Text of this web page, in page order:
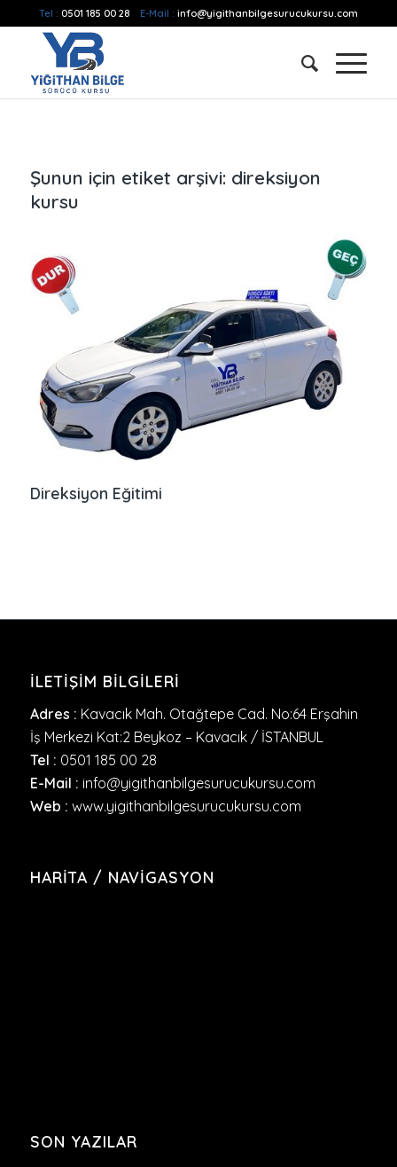
Tel : 0501 185 00 28 E-Mail : info@yigithanbilgesurucukursu.com
Şunun için etiket arşivi: direksiyon
kursu
Direksiyon Eğitimi
İLETIŞIM BILGILERI
Adres : Kavacık Mah. Otağtepe Cad. No:64 Erşahin
İş Merkezi Kat:2 Beykoz – Kavacık / İSTANBUL
Tel : 0501 185 00 28
E-Mail : info@yigithanbilgesurucukursu.com
Web : www.yigithanbilgesurucukursu.com
HARITA / NAVIGASYON
SON YAZILAR